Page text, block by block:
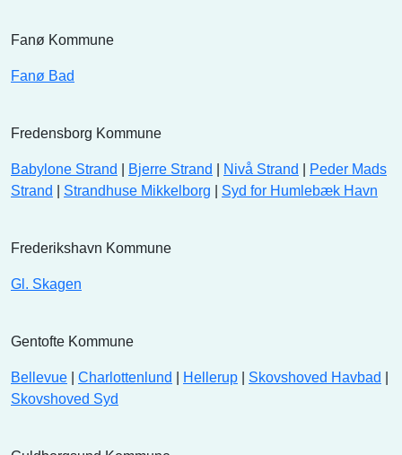
Fanø Kommune
Fanø Bad
Fredensborg Kommune
Babylone Strand Bjerre Strand Nivå Strand
Peder Mads
Strand
Strandhuse Mikkelborg Syd for Humlebæk Havn
Frederikshavn Kommune
Gl. Skagen
Gentofte Kommune
Bellevue Charlottenlund Hellerup Skovshoved Havbad
Skovshoved Syd